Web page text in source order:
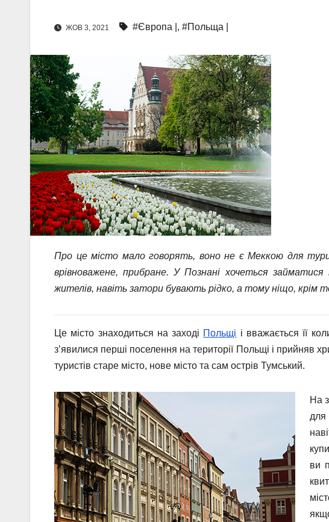
ЖОВ 3, 2021 #Європа | , #Польща |
Про це місто мало говорять, воно не є Меккою для
врівноважене, прибране. У Познані хочеться
жителів, навіть затори бувають рідко, а тому ніщо, крім
Це місто знаходиться на заході Польщі і вважається її
з’явилися перші поселення на території Польщі і прийняв
туристів старе місто, нове місто та сам острів Тумський.
На
для
ви